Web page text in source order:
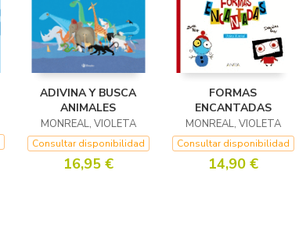
ADIVINA Y BUSCA
ANIMALES
MONREAL, VIOLETA
Consultar disponibilidad
16,95 €
FORMAS
ENCANTADAS
MONREAL, VIOLETA
Consultar disponibilidad
14,90 €